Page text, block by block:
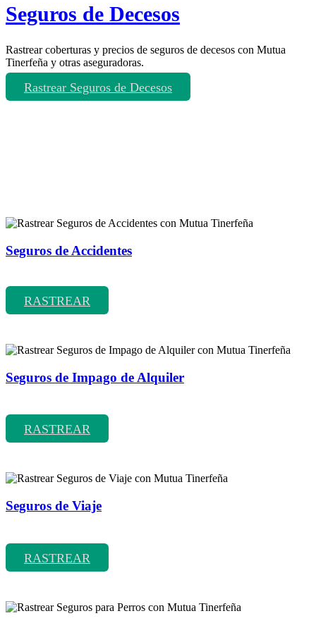
Seguros de Decesos
Rastrear coberturas y precios de seguros de decesos con Mutua
Tinerfeña y otras aseguradoras.
Rastrear Seguros de Decesos
Seguros de Accidentes
RASTREAR
Seguros de Impago de Alquiler
RASTREAR
Seguros de Viaje
RASTREAR